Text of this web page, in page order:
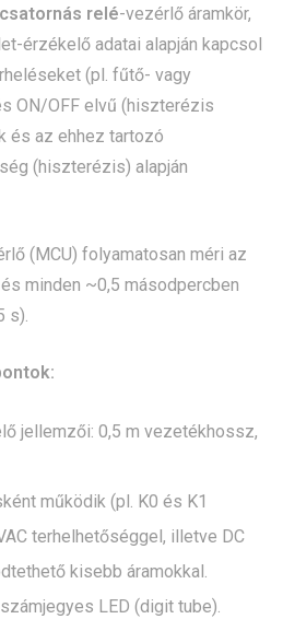
relé-vezérlő áramkör,
érzékelő adatai alapján kapcsol
(pl. fűtő- vagy
ON/OFF elvű (hiszterézis
és az ehhez tartozó
(hiszterézis) alapján
(MCU) folyamatosan méri az
minden ~0,5 másodpercben
s).
jellemzői: 0,5 m vezetékhossz,
működik (pl. K0 és K1
terhelhetőséggel, illetve DC
kisebb áramokkal.
LED (digit tube).